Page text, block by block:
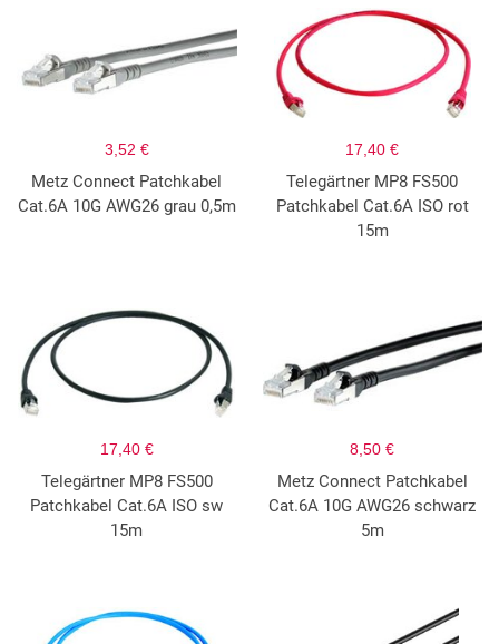
3,52 €
Metz Connect Patchkabel
Cat.6A 10G AWG26 grau 0,5m
17,40 €
Telegärtner MP8 FS500
Patchkabel Cat.6A ISO rot
15m
17,40 €
Telegärtner MP8 FS500
Patchkabel Cat.6A ISO sw
15m
8,50 €
Metz Connect Patchkabel
Cat.6A 10G AWG26 schwarz
5m